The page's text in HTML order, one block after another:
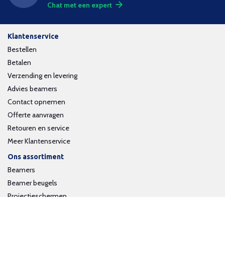
Chat met een expert
Klantenservice
Bestellen
Betalen
Verzending en levering
Advies beamers
Contact opnemen
Offerte aanvragen
Retouren en service
Meer Klantenservice
Ons assortiment
Beamers
Beamer beugels
Projectieschermen